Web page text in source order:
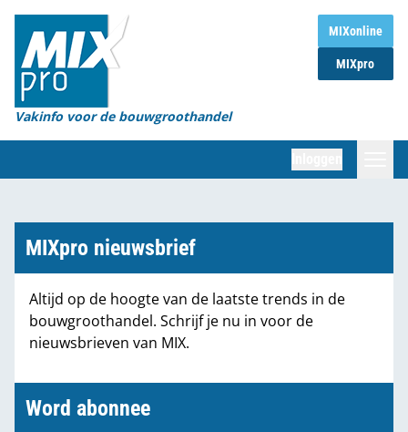
MIXonline
MIXpro
Vakinfo voor de bouwgroothandel
Home
Magazines
Organisaties
Marktcijfers
Partners
MIXpro nieuwsbrief
Altijd op de hoogte van de laatste trends in de
bouwgroothandel. Schrijf je nu in voor de
nieuwsbrieven van MIX.
Word abonnee